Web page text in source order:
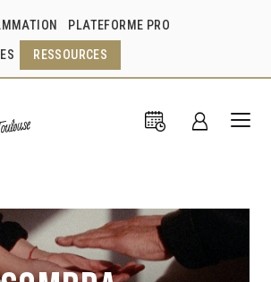
PLATEFORME PRO
RESSOURCES